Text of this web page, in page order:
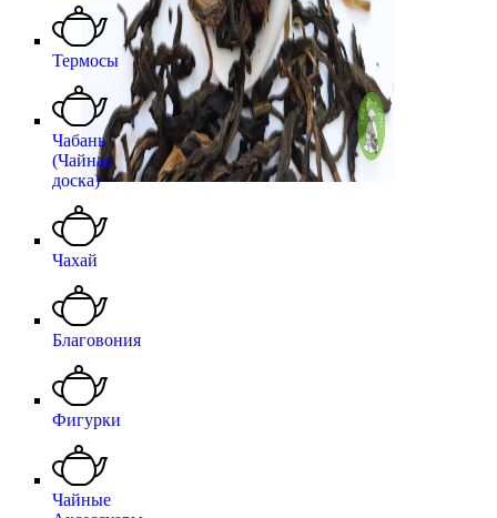
Термосы
Чабань
(Чайная
доска)
Чахай
Благовония
Фигурки
Чайные